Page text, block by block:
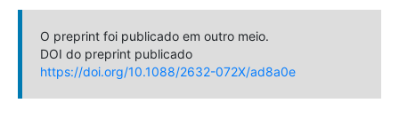
O preprint foi publicado em outro meio.
DOI do preprint publicado
https://doi.org/10.1088/2632-072X/ad8a0e